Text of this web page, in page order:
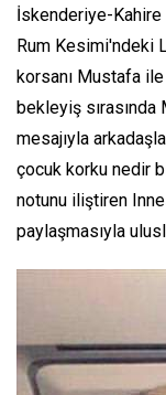
İskenderiye-Kahire
Rum Kesimi'ndeki
korsanı Mustafa
bekleyiş
mesajıyla
çocuk korku nedir
notunu iliştiren
paylaşmasıyla